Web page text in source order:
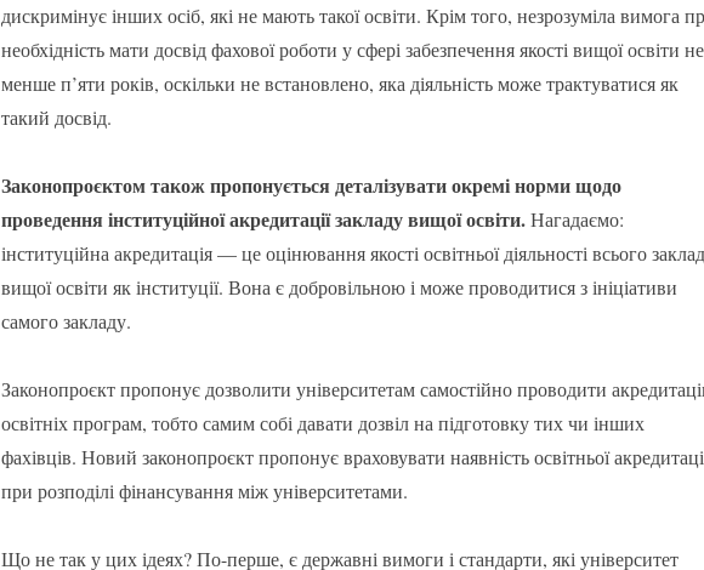
дискримінує інших осіб, які не мають такої освіти. Крім того, незрозуміла вимога
необхідність мати досвід фахової роботи у сфері забезпечення якості вищої освіти не
менше п’яти років, оскільки не встановлено, яка діяльність може трактуватися як
такий досвід.
Законопроєктом також пропонується деталізувати окремі норми щодо
проведення інституційної акредитації закладу вищої освіти.Нагадаємо:
інституційна акредитація — це оцінювання якості освітньої діяльності всього
вищої освіти як інституції. Вона є добровільною і може проводитися з ініціативи
самого закладу.
Законопроєкт пропонує дозволити університетам самостійно проводити
освітніх програм, тобто самим собі давати дозвіл на підготовку тих чи інших
фахівців. Новий законопроєкт пропонує враховувати наявність освітньої
при розподілі фінансування між університетами.
Що не так у цих ідеях? По-перше, є державні вимоги і стандарти, які університет